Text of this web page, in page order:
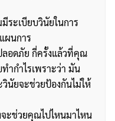
ระเบียบวินัยในการ
ผนการ
อดภัย กี่ครั้งแล้วที่คุณ
ำกำไรเพราะว่า มัน
นัยจะช่วยป้องกันไม่ให้
ะช่วยคุณไปไหนมาไหน